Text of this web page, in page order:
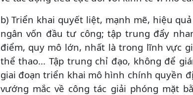
b) Triển khai quyết liệt, mạnh mẽ, hiệu
ngân vốn đầu tư công; tập trung đẩy
điểm, quy mô lớn, nhất là trong lĩnh vực
thể thao... Tập trung chỉ đạo, không để
giai đoạn triển khai mô hình chính quyền
vướng mắc về công tác giải phóng mặt